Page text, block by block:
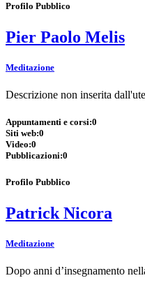
Profilo Pubblico
Pier Paolo Melis
Meditazione
Descrizione non inserita
Appuntamenti e corsi:0
Siti web:0
Video:0
Pubblicazioni:0
Profilo Pubblico
Patrick Nicora
Meditazione
Dopo anni d’insegnamento